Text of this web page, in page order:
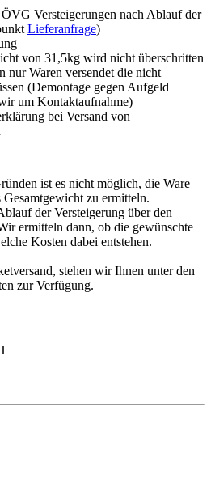
Versteigerungen nach Ablauf der
Lieferanfrage)
von 31,5kg wird nicht überschritten
nur Waren versendet die nicht
(Demontage gegen Aufgeld
um Kontaktaufnahme)
bei Versand von
ist es nicht möglich, die Ware
zu ermitteln.
der Versteigerung über den
ermitteln dann, ob die gewünschte
Kosten dabei entstehen.
stehen wir Ihnen unter den
zur Verfügung.